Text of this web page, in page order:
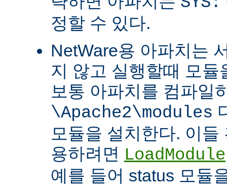
정할 수 있다.
NetWare용 아파치는
지 않고 실행할때 모듈
보통 아파치를 컴파일
\Apache2\modules
모듈을 설치한다. 이
용하려면 LoadModule
예를 들어 status 모듈